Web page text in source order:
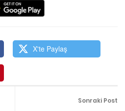
X'te Paylaş
Sonraki Post